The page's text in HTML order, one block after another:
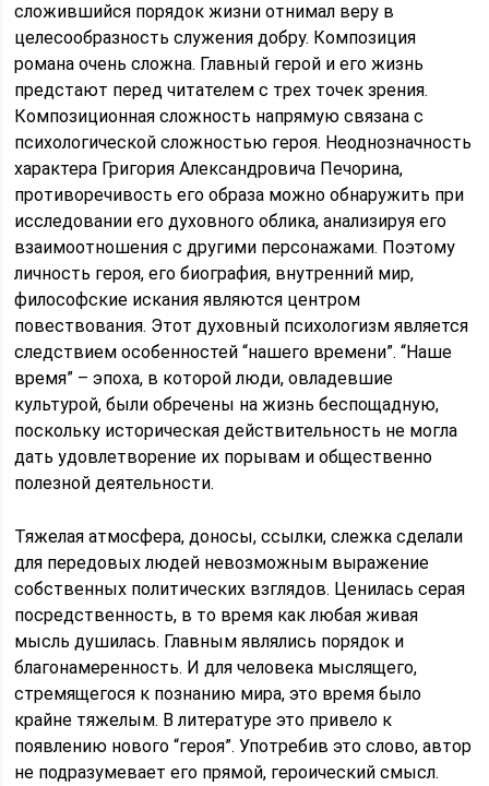
сложившийся порядок жизни отнимал веру в
целесообразность служения добру. Композиция
романа очень сложна. Главный герой и его жизнь
предстают перед читателем с трех точек зрения.
Композиционная сложность напрямую связана с
психологической сложностью героя. Неоднозначность
характера Григория Александровича Печорина,
противоречивость его образа можно обнаружить при
исследовании его духовного облика, анализируя его
взаимоотношения с другими персонажами. Поэтому
личность героя, его биография, внутренний мир,
философские искания являются центром
повествования. Этот духовный психологизм является
следствием особенностей “нашего времени”. “Наше
время” – эпоха, в которой люди, овладевшие
культурой, были обречены на жизнь беспощадную,
поскольку историческая действительность не могла
дать удовлетворение их порывам и общественно
полезной деятельности.
Тяжелая атмосфера, доносы, ссылки, слежка сделали
для передовых людей невозможным выражение
собственных политических взглядов. Ценилась серая
посредственность, в то время как любая живая
мысль душилась. Главным являлись порядок и
благонамеренность. И для человека мыслящего,
стремящегося к познанию мира, это время было
крайне тяжелым. В литературе это привело к
появлению нового “героя”. Употребив это слово, автор
не подразумевает его прямой, героический смысл.